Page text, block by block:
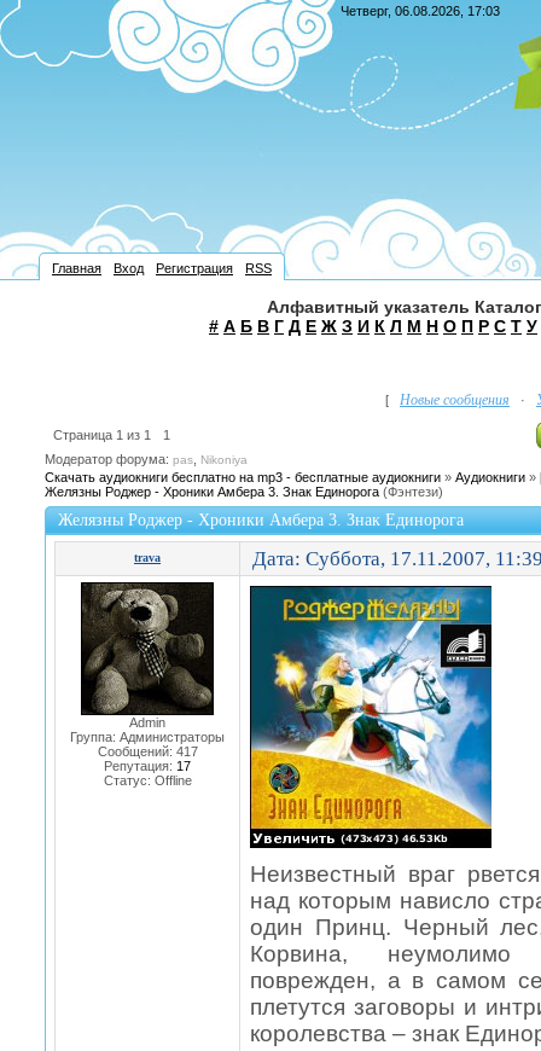
Четверг, 06.08.2026, 17:03
Главная Вход Регистрация RSS
Алфавитный указатель
# А Б В Г Д Е Ж З И К Л М Н О П Р С Т У
[ Новые сообщения ·
Страница 1 из 1
1
Модератор форума: pas Nikoniya
Скачать аудиокниги бесплатно на mp3 - бесплатные аудиокниги » Аудиокниги »
Желязны Роджер - Хроники Амбера 3. Знак Единорога (Фэнтези)
Желязны Роджер - Хроники Амбера 3. Знак Единорога
trava Дата: Суббота, 17.11.2007,
Admin
Группа: Администраторы
Сообщений: 417
Репутация: 17
Статус: Offline
Неизвестный враг
над которым нависло
один Принц. Черный
Корвина, неумолимо
поврежден, а в самом
плетутся заговоры и
королевства – знак